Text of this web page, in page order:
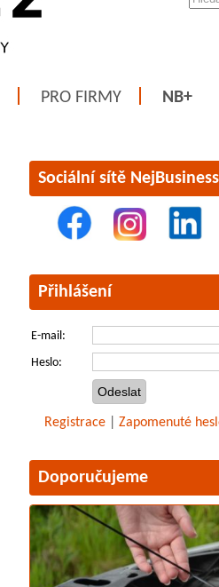
PRO FIRMY NB+
Sociální sítě
Přihlášení
E-mail:
Heslo:
Registrace Zapomenuté
Doporučujeme